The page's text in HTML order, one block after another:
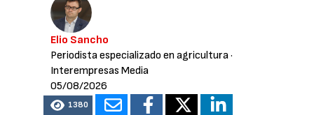
Elio Sancho
Periodista especializado en agricultura·
Interempresas Media
05/08/2026
1380